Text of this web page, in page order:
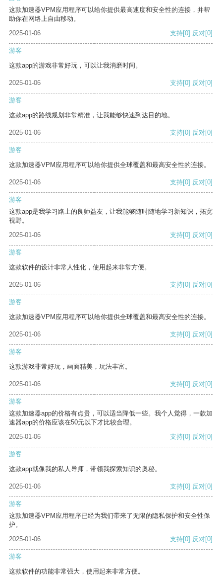
这款加速器VPM应用程序可以给你提供最高速度和安全性的连接，并帮
助你在网络上自由移动。
2025-01-06
支持[0] 反对[0]
游客
这款app的游戏非常好玩，可以让我消磨时间。
2025-01-06 支持[0] 反对[0]
游客
这款app的路线规划非常精准，让我能够快速到达目的地。
2025-01-06 支持[0] 反对[0]
游客
这款加速器VPM应用程序可以给你提供全球覆盖和最高安全性的连接。
2025-01-06 支持[0] 反对[0]
游客
这款app是我学习路上的良师益友，让我能够随时随地学习新知识，拓宽
视野。
2025-01-06
支持[0] 反对[0]
游客
这款软件的设计非常人性化，使用起来非常方便。
2025-01-06 支持[0] 反对[0]
游客
这款加速器VPM应用程序可以给你提供全球覆盖和最高安全性的连接。
2025-01-06 支持[0] 反对[0]
游客
这款游戏非常好玩，画面精美，玩法丰富。
2025-01-06 支持[0] 反对[0]
游客
这款加速器app的价格有点贵，可以适当降低一些。我个人觉得，一款加
速器app的价格应该在50元以下才比较合理。
2025-01-06
支持[0] 反对[0]
游客
这款app就像我的私人导师，带领我探索知识的奥秘。
2025-01-06 支持[0] 反对[0]
游客
这款加速器VPM应用程序已经为我们带来了无限的隐私保护和安全性保
护。
2025-01-06
支持[0] 反对[0]
游客
这款软件的功能非常强大，使用起来非常方便。